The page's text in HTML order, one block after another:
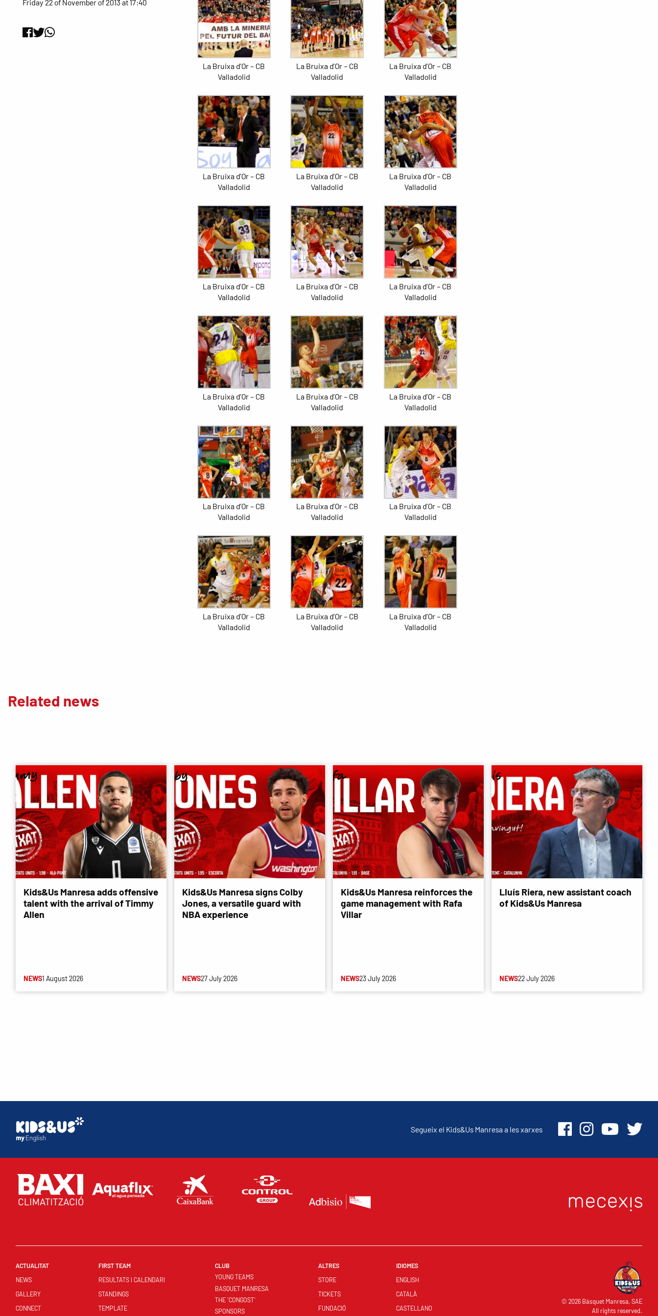
Friday 22 of November of 2013 at 17:40
La Bruixa d’Or – CB
Valladolid
La Bruixa d’Or – CB
Valladolid
La Bruixa d’Or – CB
Valladolid
La Bruixa d’Or – CB
Valladolid
La Bruixa d’Or – CB
Valladolid
La Bruixa d’Or – CB
Valladolid
La Bruixa d’Or – CB
Valladolid
La Bruixa d’Or – CB
Valladolid
La Bruixa d’Or – CB
Valladolid
La Bruixa d’Or – CB
Valladolid
La Bruixa d’Or – CB
Valladolid
La Bruixa d’Or – CB
Valladolid
La Bruixa d’Or – CB
Valladolid
La Bruixa d’Or – CB
Valladolid
La Bruixa d’Or – CB
Valladolid
La Bruixa d’Or – CB
Valladolid
La Bruixa d’Or – CB
Valladolid
La Bruixa d’Or – CB
Valladolid
Related news
Kids&Us Manresa adds offensive
talent with the arrival of Timmy
Allen
NEWS1 August 2026
Kids&Us Manresa signs Colby
Jones, a versatile guard with
NBA experience
NEWS27 July 2026
Kids&Us Manresa reinforces the
game management with Rafa
Villar
NEWS23 July 2026
Lluís Riera, new assistant coach
of Kids&Us Manresa
NEWS22 July 2026
Segueix el Kids&Us Manresa a les xarxes
ACTUALITAT
NEWS
GALLERY
CONNECT
FIRST TEAM
RESULTATS I CALENDARI
STANDINGS
TEMPLATE
CLUB
YOUNG TEAMS
BASQUET MANRESA
THE 'CONGOST'
SPONSORS
ALTRES
STORE
TICKETS
FUNDACIÓ
IDIOMES
ENGLISH
CATALÀ
CASTELLANO
© 2026 Bàsquet Manresa, SAE
All rights reserved.